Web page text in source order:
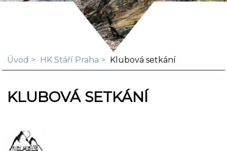
Úvod HK Stáří Praha Klubová setkání
KLUBOVÁ SETKÁNÍ